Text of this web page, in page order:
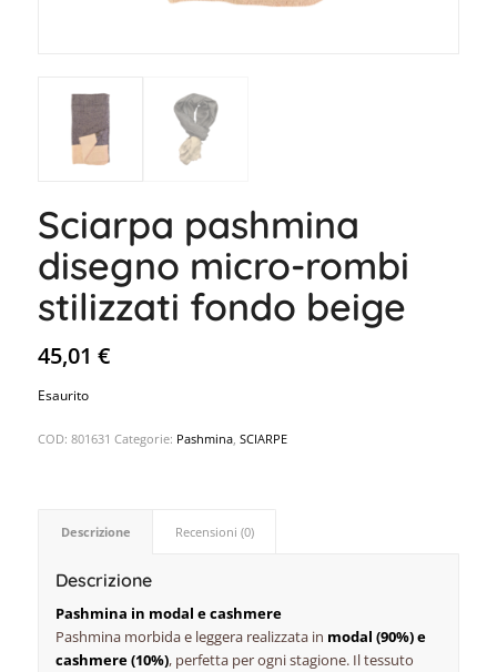
Sciarpa pashmina
disegno micro-rombi
stilizzati fondo beige
45,01 €
Esaurito
COD: 801631 Categorie: Pashmina, SCIARPE
Descrizione Recensioni (0)
Descrizione
Pashmina in modal e cashmere
Pashmina morbida e leggera realizzata in modal (90%) e
cashmere (10%), perfetta per ogni stagione. Il tessuto